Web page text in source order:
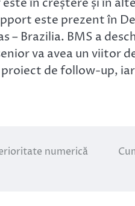
este prezent în
– Brazilia. BMS a
va avea un viitor
de follow-up,
numerică